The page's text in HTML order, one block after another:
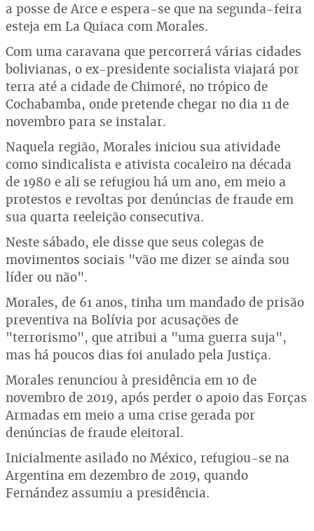
a posse de Arce e espera-se que na segunda-feira
esteja em La Quiaca com Morales.
Com uma caravana que percorrerá várias cidades
bolivianas, o ex-presidente socialista viajará por
terra até a cidade de Chimoré, no trópico de
Cochabamba, onde pretende chegar no dia 11 de
novembro para se instalar.
Naquela região, Morales iniciou sua atividade
como sindicalista e ativista cocaleiro na década
de 1980 e ali se refugiou há um ano, em meio a
protestos e revoltas por denúncias de fraude em
sua quarta reeleição consecutiva.
Neste sábado, ele disse que seus colegas de
movimentos sociais "vão me dizer se ainda sou
líder ou não".
Morales, de 61 anos, tinha um mandado de prisão
preventiva na Bolívia por acusações de
"terrorismo", que atribui a "uma guerra suja",
mas há poucos dias foi anulado pela Justiça.
Morales renunciou à presidência em 10 de
novembro de 2019, após perder o apoio das Forças
Armadas em meio a uma crise gerada por
denúncias de fraude eleitoral.
Inicialmente asilado no México, refugiou-se na
Argentina em dezembro de 2019, quando
Fernández assumiu a presidência.